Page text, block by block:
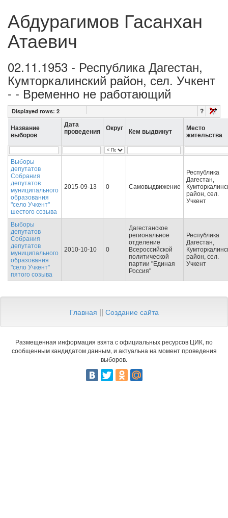
Абдурагимов Гасанхан
Атаевич
02.11.1953 - Республика Дагестан,
Кумторкалинский район, сел. Учкент
- - Временно не работающий
Displayed rows: 2 ?
Название
выборов
Дата
проведения
Округ Кем выдвинут
Место
жительства
Выборы
депутатов
Собрания
депутатов
муниципального
образования
"село Учкент"
шестого созыва
2015-09-13 0 Самовыдвижение
Республика
Дагестан,
район, сел.
Учкент
Выборы
депутатов
Собрания
депутатов
муниципального
образования
"село Учкент"
пятого созыва
2010-10-10 0
Дагестанское
региональное
отделение
Всероссийской
политической
партии "Единая
Россия"
Республика
Дагестан,
район, сел.
Учкент
Главная || Создание сайта
Размещенная информация взята с официальных ресурсов ЦИК, по
сообщенным кандидатом данным, и актуальна на момент проведения
выборов.